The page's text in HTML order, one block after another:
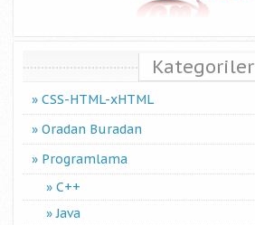
Kategoriler
CSS-HTML-xHTML
Oradan Buradan
Programlama
C++
Java